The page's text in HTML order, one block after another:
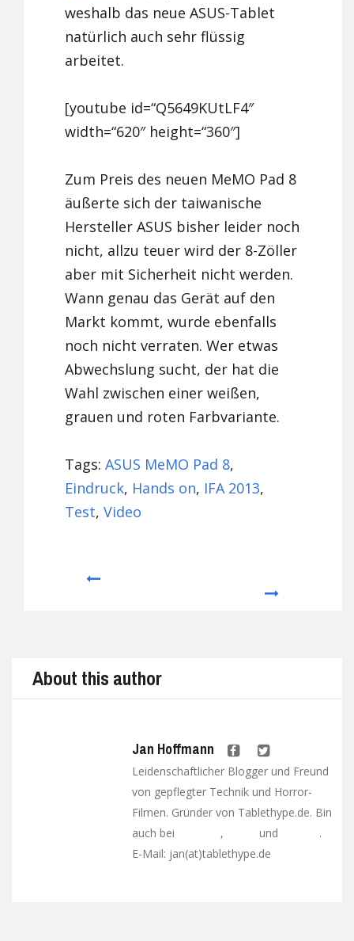
weshalb das neue ASUS-Tablet
natürlich auch sehr flüssig
arbeitet.
[youtube id=“Q5649KUtLF4″
width=“620″ height=“360″]
Zum Preis des neuen MeMO Pad 8
äußerte sich der taiwanische
Hersteller ASUS bisher leider noch
nicht, allzu teuer wird der 8-Zöller
aber mit Sicherheit nicht werden.
Wann genau das Gerät auf den
Markt kommt, wurde ebenfalls
noch nicht verraten. Wer etwas
Abwechslung sucht, der hat die
Wahl zwischen einer weißen,
grauen und roten Farbvariante.
Tags:ASUS MeMO Pad 8,
Eindruck, Hands on, IFA 2013,
Test,Video
About this author
Jan Hoffmann
Leidenschaftlicher Blogger und Freund
von gepflegter Technik und Horror-
Filmen. Gründer von Tablethype.de. Bin
auch bei
, und
.
E-Mail: jan(at)tablethype.de